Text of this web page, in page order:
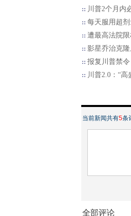
川普2个月内
每天服用超
遭最高法院
影星乔治克
报复川普禁
川普2.0：“高
当前新闻共有5条
全部评论